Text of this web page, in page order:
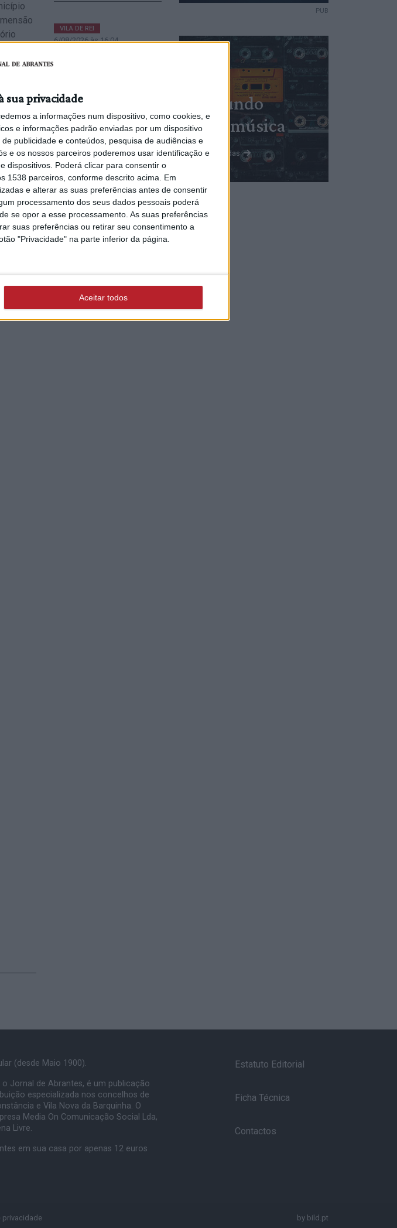
sua privacidade
a informações num dispositivo, como cookies, e
e informações padrão enviadas por um dispositivo
publicidade e conteúdos, pesquisa de audiências e
e os nossos parceiros poderemos usar identificação e
dispositivos. Poderá clicar para consentir o
1538 parceiros, conforme descrito acima. Em
e alterar as suas preferências antes de consentir
processamento dos seus dados pessoais poderá
se opor a esse processamento. As suas preferências
suas preferências ou retirar seu consentimento a
"Privacidade" na parte inferior da página.
Aceitar todos
VILA DE REI
6/08/2026 às 16:04
para Fernandaires
PUB
Mundo
da música
Ver todas
(desde Maio 1900).
Jornal de Abrantes, é um publicação
especializada nos concelhos de
e Vila Nova da Barquinha. O
Media On Comunicação Social Lda,
Livre.
em sua casa por apenas 12 euros
Estatuto Editorial
Ficha Técnica
Contactos
privacidade by bild.pt